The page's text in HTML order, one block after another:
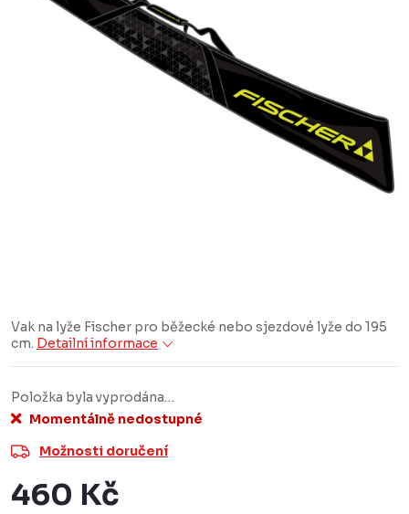
Vak na lyže Fischer pro běžecké nebo sjezdové lyže do 195
cm. Detailní informace
Položka byla vyprodána…
Momentálně nedostupné
Možnosti doručení
460 Kč